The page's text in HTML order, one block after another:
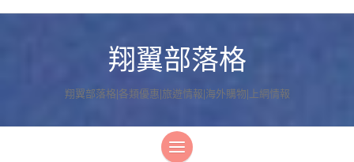
翔翼部落格
翔翼部落格|各類優惠|旅遊情報|海外購物|上網情報